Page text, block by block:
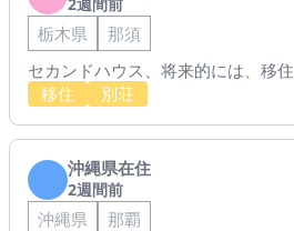
栃木県
那須
セカンドハウス、将来的には、移住
移住
別荘
沖縄県在住
2週間前
沖縄県
那覇